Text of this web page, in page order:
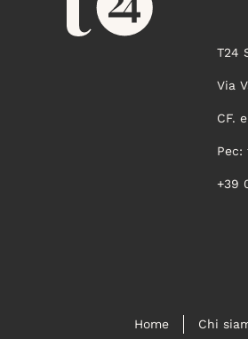
T24
Via
CF.
Pec:
+39
Home Chi